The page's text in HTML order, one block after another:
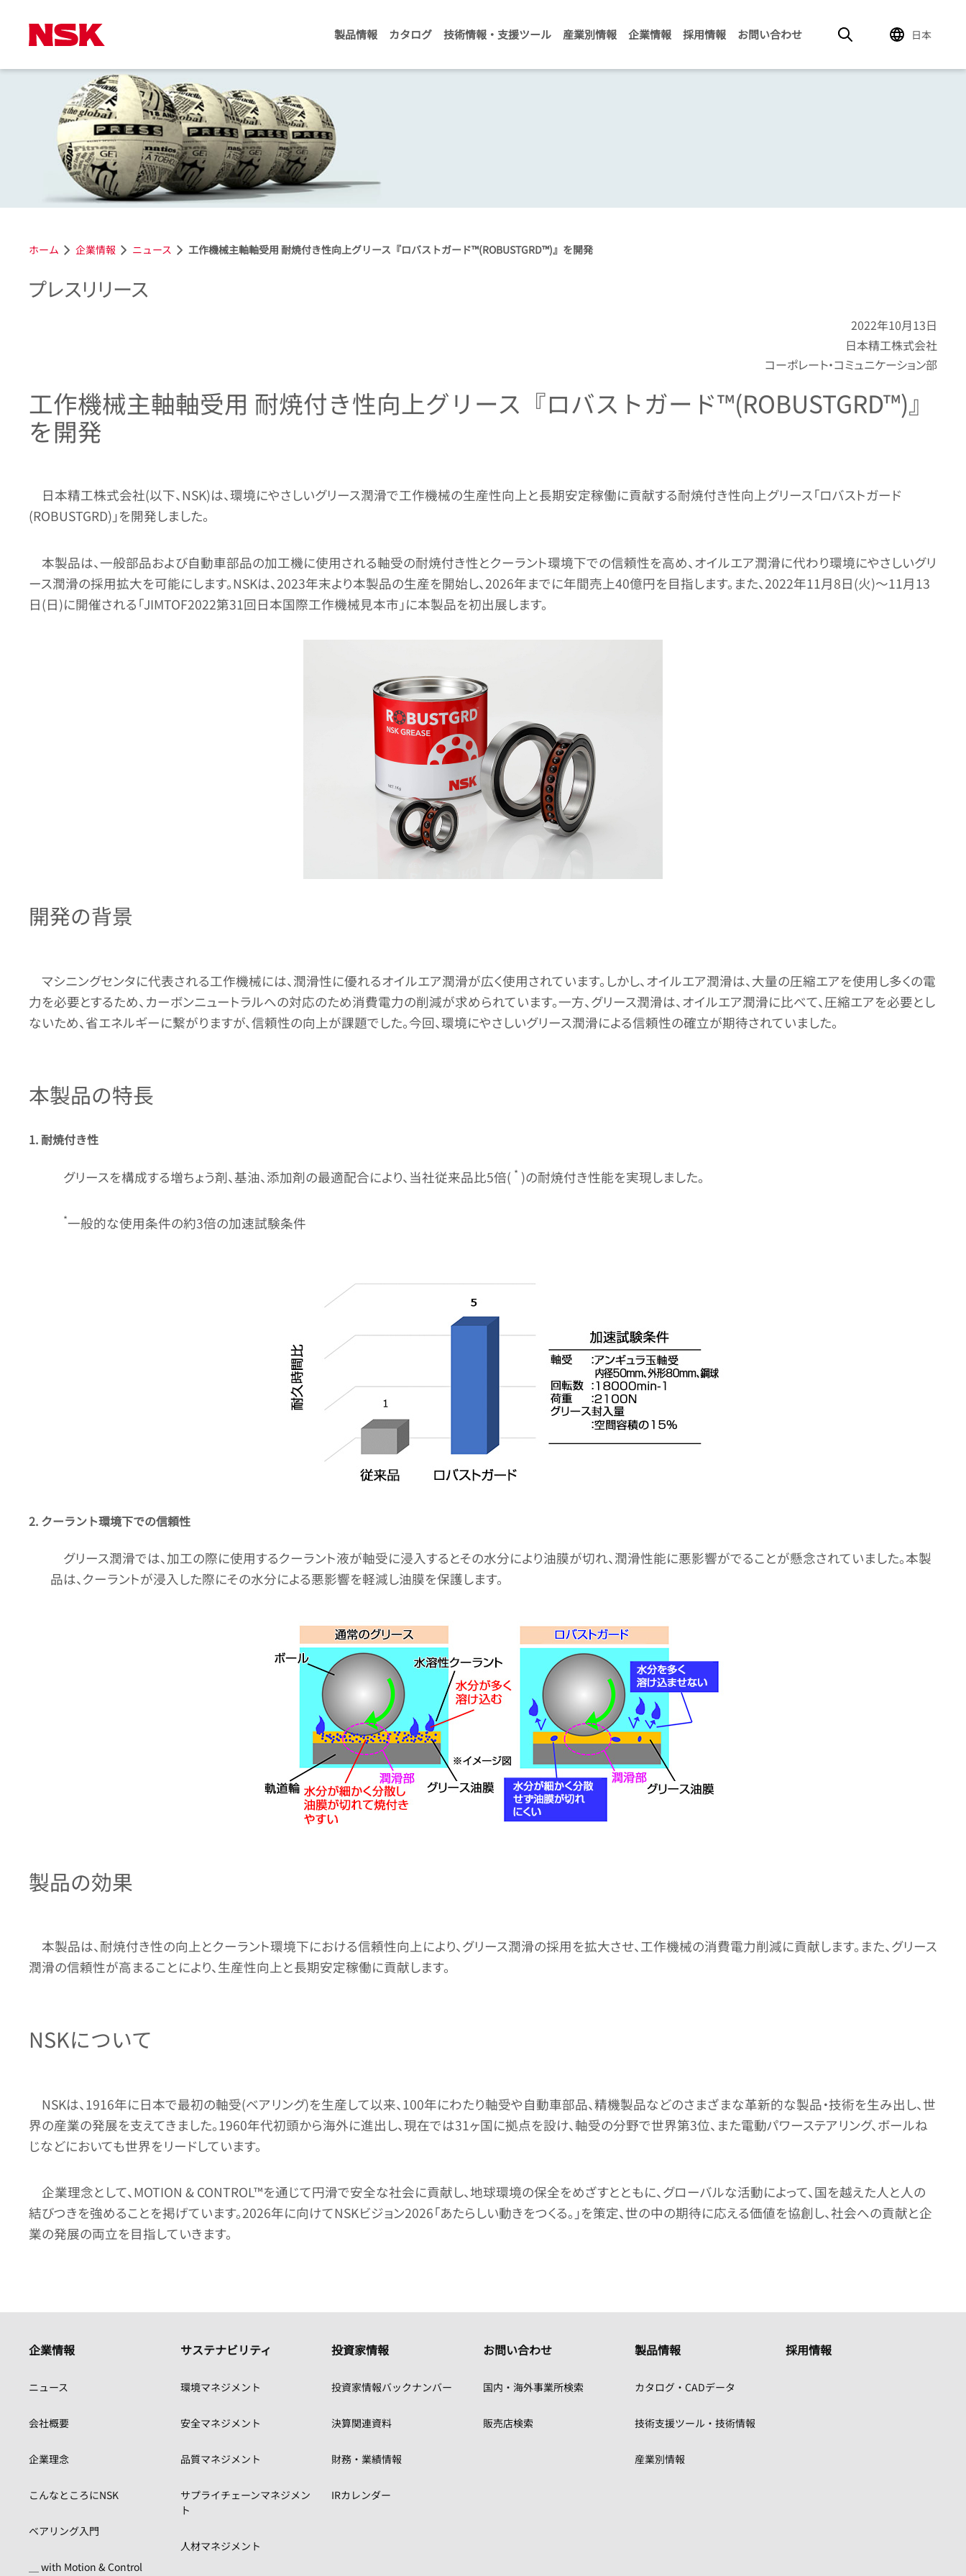
ホーム 企業情報 ニュース 工作機械主軸軸受用 耐焼付き性向上グリース『ロバストガード™(ROBUSTGRD™)』を開発
製品情報 カタログ 技術情報・支援ツール 産業別情報 企業情報 採用情報 お問い合わせ 日本
プレスリリース
2022年10月13日
日本精工株式会社
コーポレート・コミュニケーション部
工作機械主軸軸受用 耐焼付き性向上グリース『ロバストガード™(ROBUSTGRD™)』
を開発
日本精工株式会社(以下、NSK)は、環境にやさしいグリース潤滑で工作機械の生産性向上と長期安定稼働に貢献する耐焼付き性向上グリース「ロバストガード
(ROBUSTGRD)」を開発しました。
本製品は、一般部品および自動車部品の加工機に使用される軸受の耐焼付き性とクーラント環境下での信頼性を高め、オイルエア潤滑に代わり環境にやさしいグリ
ース潤滑の採用拡大を可能にします。NSKは、2023年末より本製品の生産を開始し、2026年までに年間売上40億円を目指します。また、2022年11月8日(火)～11月13
日(日)に開催される「JIMTOF2022第31回日本国際工作機械見本市」に本製品を初出展します。
開発の背景
マシニングセンタに代表される工作機械には、潤滑性に優れるオイルエア潤滑が広く使用されています。しかし、オイルエア潤滑は、大量の圧縮エアを使用し多くの電
力を必要とするため、カーボンニュートラルへの対応のため消費電力の削減が求められています。一方、グリース潤滑は、オイルエア潤滑に比べて、圧縮エアを必要とし
ないため、省エネルギーに繋がりますが、信頼性の向上が課題でした。今回、環境にやさしいグリース潤滑による信頼性の確立が期待されていました。
本製品の特長
1. 耐焼付き性
グリースを構成する増ちょう剤、基油、添加剤の最適配合により、当社従来品比5倍( * )の耐焼付き性能を実現しました。
*一般的な使用条件の約3倍の加速試験条件
2. クーラント環境下での信頼性
グリース潤滑では、加工の際に使用するクーラント液が軸受に浸入するとその水分により油膜が切れ、潤滑性能に悪影響がでることが懸念されていました。本製
品は、クーラントが浸入した際にその水分による悪影響を軽減し油膜を保護します。
製品の効果
本製品は、耐焼付き性の向上とクーラント環境下における信頼性向上により、グリース潤滑の採用を拡大させ、工作機械の消費電力削減に貢献します。また、グリース
潤滑の信頼性が高まることにより、生産性向上と長期安定稼働に貢献します。
NSKについて
NSKは、1916年に日本で最初の軸受(ベアリング)を生産して以来、100年にわたり軸受や自動車部品、精機製品などのさまざまな革新的な製品・技術を生み出し、世
界の産業の発展を支えてきました。1960年代初頭から海外に進出し、現在では31ヶ国に拠点を設け、軸受の分野で世界第3位、また電動パワーステアリング、ボールね
じなどにおいても世界をリードしています。
企業理念として、MOTION & CONTROL™を通じて円滑で安全な社会に貢献し、地球環境の保全をめざすとともに、グローバルな活動によって、国を越えた人と人の
結びつきを強めることを掲げています。2026年に向けてNSKビジョン2026「あたらしい動きをつくる。」を策定、世の中の期待に応える価値を協創し、社会への貢献と企
業の発展の両立を目指していきます。
企業情報
ニュース
会社概要
企業理念
こんなところにNSK
ベアリング入門
＿ with Motion & Control
サステナビリティ
環境マネジメント
安全マネジメント
品質マネジメント
サプライチェーンマネジメン
ト
人材マネジメント
投資家情報
投資家情報バックナンバー
決算関連資料
財務・業績情報
IRカレンダー
お問い合わせ
国内・海外事業所検索
販売店検索
製品情報
カタログ・CADデータ
技術支援ツール・技術情報
産業別情報
採用情報